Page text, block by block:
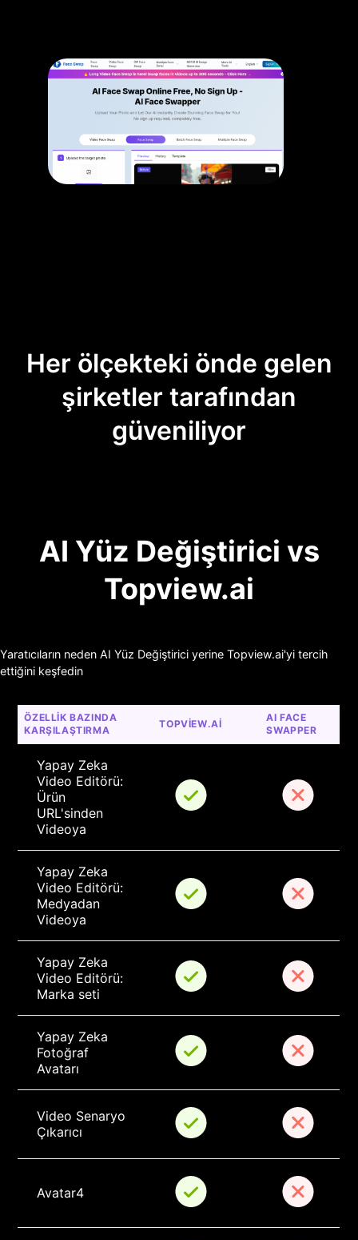
Her ölçekteki önde gelen
şirketler tarafından
güveniliyor
AI Yüz Değiştirici vs
Topview.ai
Yaratıcıların neden AI Yüz Değiştirici yerine Topview.ai'yi tercih
ettiğini keşfedin
ÖZELLIK BAZINDA
KARŞILAŞTIRMA
TOPVIEW.AI
AI FACE
SWAPPER
Yapay Zeka
Video Editörü:
Ürün
URL'sinden
Videoya
Yapay Zeka
Video Editörü:
Medyadan
Videoya
Yapay Zeka
Video Editörü:
Marka seti
Yapay Zeka
Fotoğraf
Avatarı
Video Senaryo
Çıkarıcı
Avatar4